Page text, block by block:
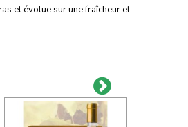
et évolue sur une fraîcheur et